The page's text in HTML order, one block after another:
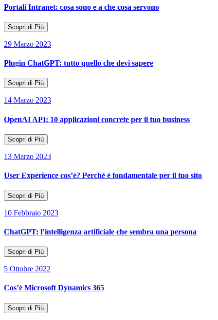
Portali Intranet: cosa sono e a che cosa servono
Scopri di Più
29 Marzo 2023
Plugin ChatGPT: tutto quello che devi sapere
Scopri di Più
14 Marzo 2023
OpenAI API: 10 applicazioni concrete per il tuo business
Scopri di Più
13 Marzo 2023
User Experience cos’è? Perché è fondamentale per il tuo sito
Scopri di Più
10 Febbraio 2023
ChatGPT: l’intelligenza artificiale che sembra una persona
Scopri di Più
5 Ottobre 2022
Cos’è Microsoft Dynamics 365
Scopri di Più